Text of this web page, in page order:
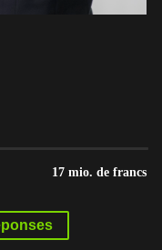
17 mio. de francs